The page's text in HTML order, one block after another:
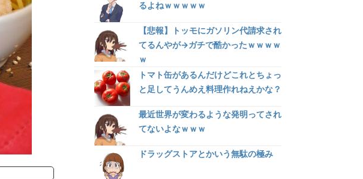
るよねｗｗｗｗｗ
【悲報】トッモにガソリン代請求され
てるんやが→ガチで酷かったｗｗｗｗ
ｗ
トマト缶があるんだけどこれとちょっ
と足してうんめえ料理作れねえかな？
最近世界が変わるような発明ってされ
てないよなｗｗｗ
ドラッグストアとかいう無駄の極み